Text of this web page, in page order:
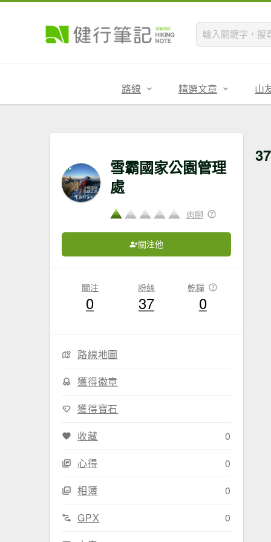
路線 精選文章 山
雪霸國家公園管理
處
肉腳
關注他
關注
0
粉絲
37
乾糧
0
路線地圖
獲得徽章
獲得寶石
收藏
0
心得
0
相簿
0
GPX
0
37